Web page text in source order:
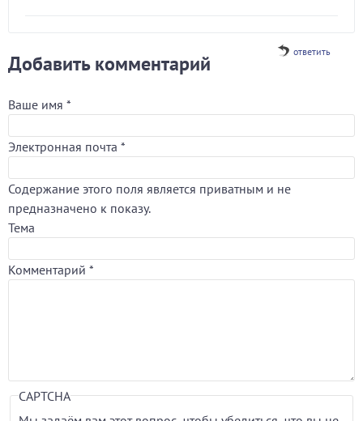
ответить
Добавить комментарий
Ваше имя *
Электронная почта *
Содержание этого поля является приватным и не
предназначено к показу.
Тема
Комментарий *
CAPTCHA